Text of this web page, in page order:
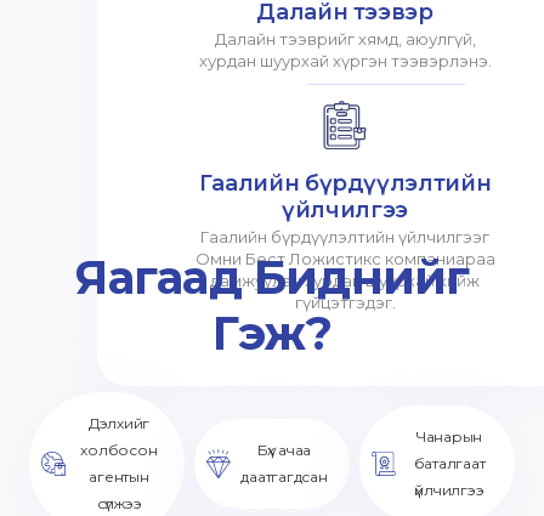
Далайн тээвэр
Далайн тээврийг хямд, аюулгүй,
хурдан шуурхай хүргэн тээвэрлэнэ.
Гаалийн бүрдүүлэлтийн
үйлчилгээ
Гаалийн бүрдүүлэлтийн үйлчилгээг
Омни Бест Ложистикс компаниараа
дамжуулан хурдан шуурхай хийж
гүйцэтгэдэг.
Яагаад Биднийг
Гэж?
Дэлхийг
холбосон
агентын
сүлжээ
Бүх ачаа
даатгагдсан
Чанарын
баталгаат
үйлчилгээ